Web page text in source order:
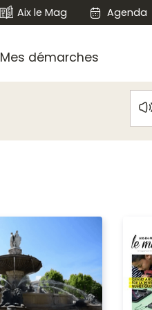
Aix le Mag Agenda
Mes démarches